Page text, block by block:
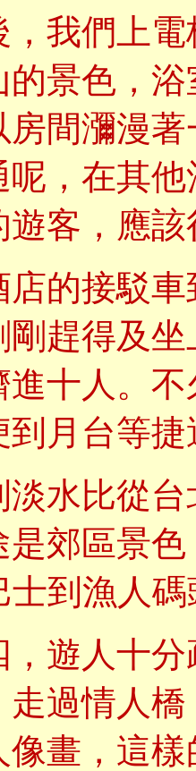
，我們上
的景色，
間瀰漫
呢，在其
客，應
店的接駁
剛趕得及
十人。
到月台等
水比從
郊區景
士到漁人
，遊人十
過情人
像畫，這